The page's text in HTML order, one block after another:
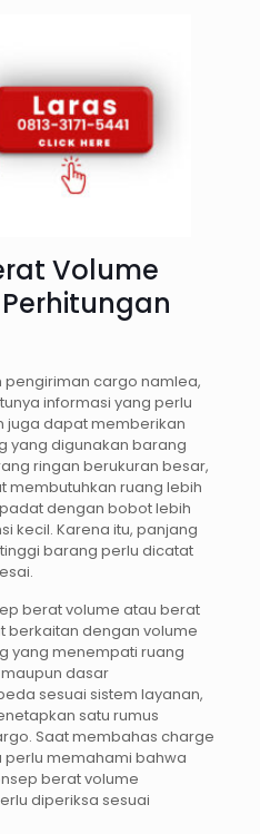
Volume
cargo namlea,
informasi yang perlu
juga dapat memberikan
yang digunakan barang
ringan berukuran besar,
membutuhkan ruang lebih
dengan bobot lebih
kecil. Karena itu, panjang
barang perlu dicatat
berat volume atau berat
berkaitan dengan volume
yang menempati ruang
dasar
sesuai sistem layanan,
satu rumus
Saat membahas charge
memahami bahwa
berat volume
diperiksa sesuai